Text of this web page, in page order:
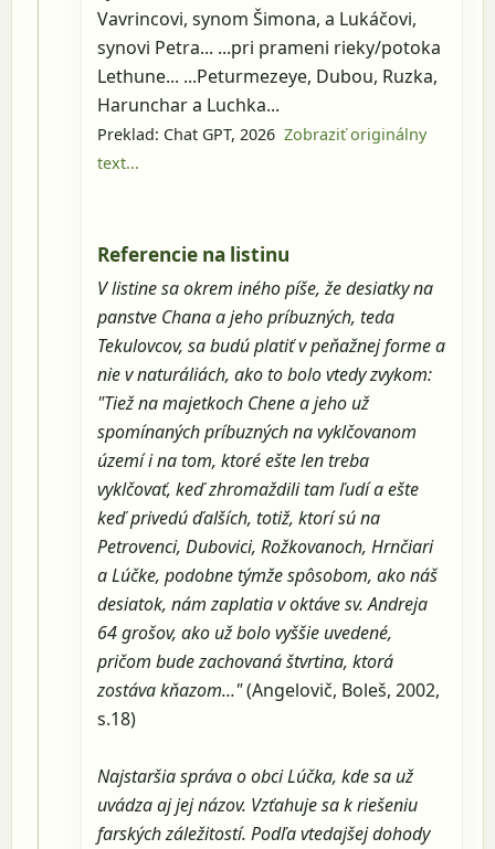
Vavrincovi, synom Šimona, a Lukáčovi,
synovi Petra... ...pri prameni rieky/potoka
Lethune... ...Peturmezeye, Dubou, Ruzka,
Harunchar a Luchka...
Preklad: Chat GPT, 2026Zobraziť originálny
text...
Referencie na listinu
V listine sa okrem iného píše, že desiatky na
panstve Chana a jeho príbuzných, teda
Tekulovcov, sa budú platiť v peňažnej forme a
nie v naturáliách, ako to bolo vtedy zvykom:
"Tiež na majetkoch Chene a jeho už
spomínaných príbuzných na vyklčovanom
území i na tom, ktoré ešte len treba
vyklčovať, keď zhromaždili tam ľudí a ešte
keď privedú ďalších, totiž, ktorí sú na
Petrovenci, Dubovici, Rožkovanoch, Hrnčiari
a Lúčke, podobne týmže spôsobom, ako náš
desiatok, nám zaplatia v oktáve sv. Andreja
64 grošov, ako už bolo vyššie uvedené,
pričom bude zachovaná štvrtina, ktorá
zostáva kňazom..."(Angelovič, Boleš, 2002,
s.18)
Najstaršia správa o obci Lúčka, kde sa už
uvádza aj jej názov. Vzťahuje sa k riešeniu
farských záležitostí. Podľa vtedajšej dohody